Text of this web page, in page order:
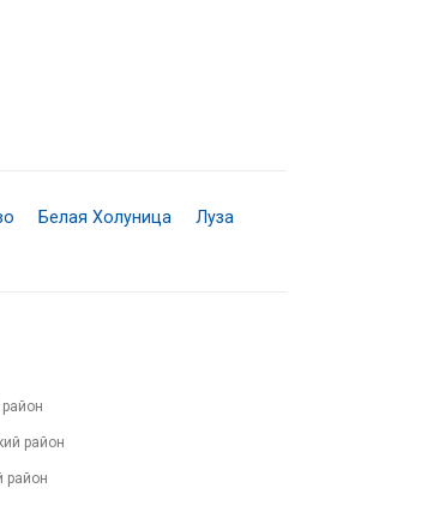
Белая Холуница
Луза
район
район